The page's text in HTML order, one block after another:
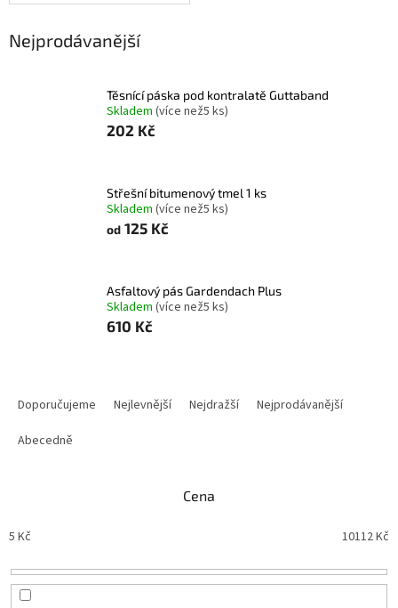
Nejprodávanější
Těsnící páska pod kontralatě Guttaband
Skladem (více než5 ks)
202 Kč
Střešní bitumenový tmel 1 ks
Skladem (více než5 ks)
od 125 Kč
Asfaltový pás Gardendach Plus
Skladem (více než5 ks)
610 Kč
o
u
Doporučujeme Nejlevnější Nejdražší
Nejprodávanější
Abecedně
Cena
5 Kč 10112Kč